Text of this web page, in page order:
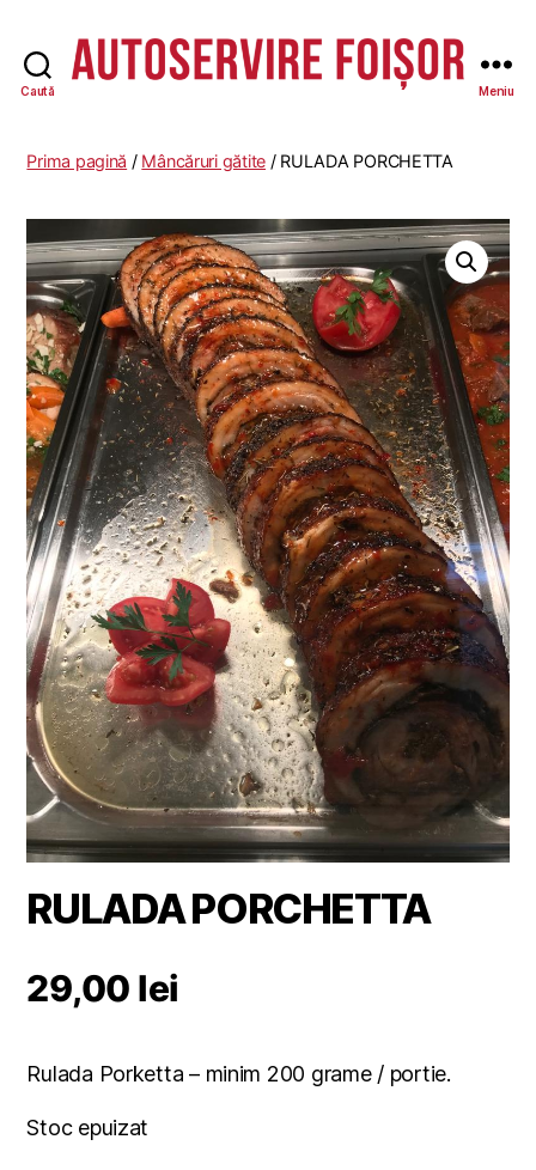
Caută
-
Meniu
Prima pagină / Mâncăruri gătite / RULADA PORCHETTA
RULADA PORCHETTA
29,00 lei
Rulada Porketta – minim 200 grame / portie.
Stoc epuizat